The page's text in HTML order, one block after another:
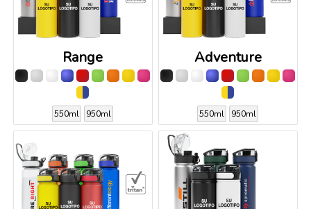
Range
550ml 950ml
Adventure
550ml 950ml